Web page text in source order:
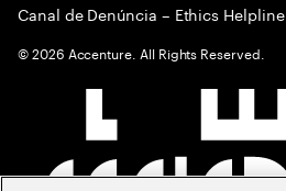
Canal de Denúncia – Ethics Helpline
©2026 Accenture. All Rights Reserved.